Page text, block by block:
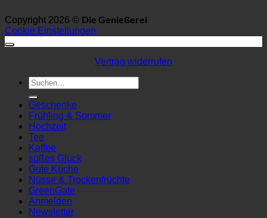
Copyright 2026 © Die Genießerei
Cookie Einstellungen
Vertrag widerrufen
Suchen
nach:
Geschenke
Frühling & Sommer
Hochzeit
Tee
Kaffee
süßes Glück
Gute Küche
Nüsse & Trockenfrüchte
GreenGate
Anmelden
Newsletter